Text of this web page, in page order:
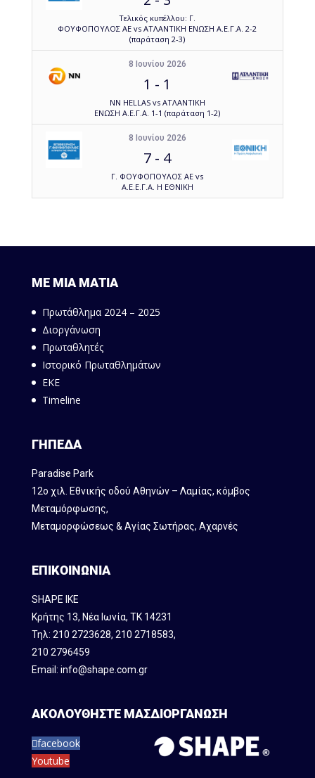
Τελικός κυπέλλου: Γ.
ΦΟΥΦΟΠΟΥΛΟΣ ΑΕ vs ΑΤΛΑΝΤΙΚΗ ΕΝΩΣΗ Α.Ε.Γ.Α. 2-2
(παράταση 2-3)
8 Ιουνίου 2026
1 - 1
NN HELLAS vs ΑΤΛΑΝΤΙΚΗ
ΕΝΩΣΗ Α.Ε.Γ.Α. 1-1 (παράταση 1-2)
8 Ιουνίου 2026
7 - 4
Γ. ΦΟΥΦΟΠΟΥΛΟΣ ΑΕ vs
Α.Ε.Ε.Γ.Α. Η ΕΘΝΙΚΗ
ΜΕ ΜΙΑ ΜΑΤΙΑ
Πρωτάθλημα 2024 – 2025
Διοργάνωση
Πρωταθλητές
Ιστορικό Πρωταθλημάτων
ΕΚΕ
Timeline
ΓΗΠΕΔΑ
Paradise Park
12ο χιλ. Εθνικής οδού Αθηνών – Λαμίας, κόμβος
Mεταμόρφωσης,
Μεταμορφώσεως & Αγίας Σωτήρας, Αχαρνές
ΕΠΙΚΟΙΝΩΝΙΑ
SHAPE IKE
Κρήτης 13, Νέα Ιωνία, ΤΚ 14231
Τηλ: 210 2723628, 210 2718583,
210 2796459
Email: info@shape.com.gr
ΑΚΟΛΟΥΘΗΣΤΕ ΜΑΣ
facebook
Youtube
ΔΙΟΡΓΑΝΩΣΗ